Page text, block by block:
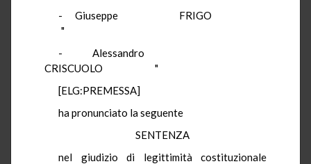
- Giuseppe FRIGO
"
- Alessandro
CRISCUOLO "
[ELG:PREMESSA]
ha pronunciato la seguente
SENTENZA
nel giudizio di legittimità costituzionale